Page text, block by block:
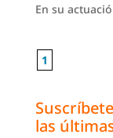
En su
1
las